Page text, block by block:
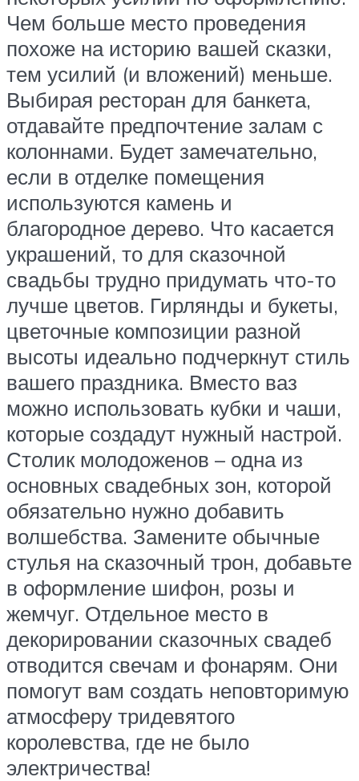
Чем больше место проведения
похоже на историю вашей сказки,
тем усилий (и вложений) меньше.
Выбирая ресторан для банкета,
отдавайте предпочтение залам с
колоннами. Будет замечательно,
если в отделке помещения
используются камень и
благородное дерево. Что касается
украшений, то для сказочной
свадьбы трудно придумать что-то
лучше цветов. Гирлянды и букеты,
цветочные композиции разной
высоты идеально подчеркнут стиль
вашего праздника. Вместо ваз
можно использовать кубки и чаши,
которые создадут нужный настрой.
Столик молодоженов – одна из
основных свадебных зон, которой
обязательно нужно добавить
волшебства. Замените обычные
стулья на сказочный трон, добавьте
в оформление шифон, розы и
жемчуг. Отдельное место в
декорировании сказочных свадеб
отводится свечам и фонарям. Они
помогут вам создать неповторимую
атмосферу тридевятого
королевства, где не было
электричества!